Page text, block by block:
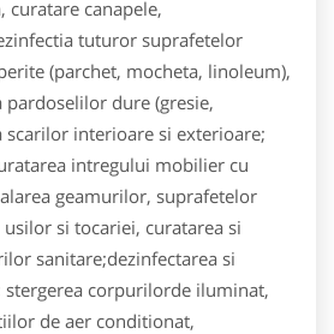
curatare canapele,
tuturor suprafetelor
(parchet, mocheta, linoleum),
pardoselilor dure (gresie,
scarilor interioare si exterioare;
intregului mobilier cu
geamurilor, suprafetelor
si tocariei, curatarea si
sanitare;dezinfectarea si
stergerea corpurilorde iluminat,
de aer conditionat,